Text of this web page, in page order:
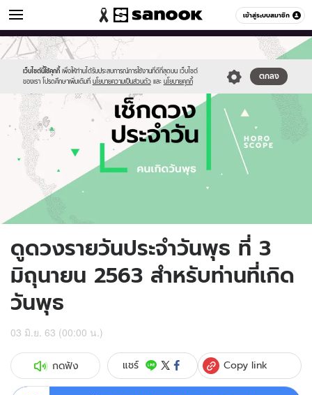
เข้าสู่ระบบสมาชิก
ดูดวง หมวดอื่นๆ
เว็บไซต์นี้ใช้คุกกี้ เพื่อให้ท่านได้รับประสบการณ์การใช้งานที่ดีที่สุดบน เว็บไซต์
ของเรา โปรดศึกษาเพิ่มเติมที่ นโยบายความเป็นส่วนตัว และ นโยบายคุกกี้
ตกลง
Sanook
//s.isanook.com/sr/0/images/logo-
new-
sanook.png
600
60
//s.isanook.com/ho/0/ud/fxd/day/daily-
horoscope-
wednesday.jpg
ดูดวงรายวันประจำวันพุธ ที่ 3
มิถุนายน 2563 สำหรับท่านที่เกิด
วันพุธ
03 มิ.ย. 63 (00:00 น.)
กดฟัง แชร์ Copy link